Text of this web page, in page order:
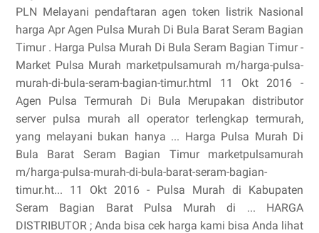
PLN Melayani pendaftaran agen token listrik Nasional
harga Apr Agen Pulsa Murah Di Bula Barat Seram Bagian
Timur . Harga Pulsa Murah Di Bula Seram Bagian Timur -
Market Pulsa Murah marketpulsamurah m/harga-pulsa-
murah-di-bula-seram-bagian-timur.html 11 Okt 2016 -
Agen Pulsa Termurah Di Bula Merupakan distributor
server pulsa murah all operator terlengkap termurah,
yang melayani bukan hanya ... Harga Pulsa Murah Di
Bula Barat Seram Bagian Timur marketpulsamurah
m/harga-pulsa-murah-di-bula-barat-seram-bagian-
timur.ht... 11 Okt 2016 - Pulsa Murah di Kabupaten
Seram Bagian Barat Pulsa Murah di ... HARGA
DISTRIBUTOR ; Anda bisa cek harga kami bisa Anda lihat